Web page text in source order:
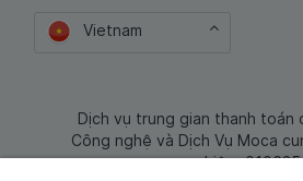
Vietnam
Dịch vụ trung gian thanh toán
Công nghệ và Dịch Vụ Moca
nghiệp: